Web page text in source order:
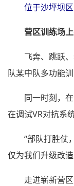
位于沙坪坝
营区训练场
飞奔、跳跃
队某中队多功能
同一时刻，
在调试VR对抗系
“部队打胜仗
仅为我们升级改
走进崭新营